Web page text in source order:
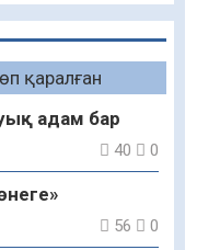
қаралған
адам бар
40 0
56 0